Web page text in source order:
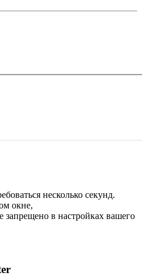
несколько секунд.
окне,
запрещено в настройках вашего